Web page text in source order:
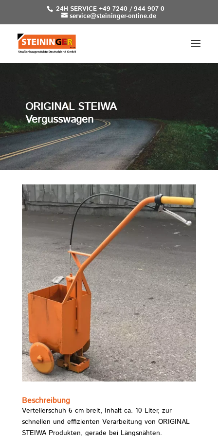
24H-SERVICE +49 7240 / 944 907-0
service@steininger-online.de
ORIGINAL STEIWA
Vergusswagen
Beschreibung
Verteilerschuh 6 cm breit, Inhalt ca. 10 Liter, zur
schnellen und effizienten Verarbeitung von ORIGINAL
STEIWA Produkten, gerade bei Längsnähten.